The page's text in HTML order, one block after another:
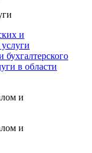
и
бухгалтерского
в области
и
и